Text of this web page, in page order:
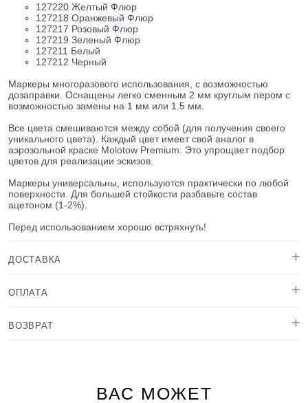
127220 Желтый Флюр
127218 Оранжевый Флюр
127217 Розовый Флюр
127219 Зеленый Флюр
127211 Белый
127212 Черный
Маркеры многоразового использования, с возможностью
дозаправки. Оснащены легко сменным 2 мм круглым пером с
возможностью замены на 1 мм или 1.5 мм.
Все цвета смешиваются между собой (для получения своего
уникального цвета). Каждый цвет имеет свой аналог в
аэрозольной краске Molotow Premium. Это упрощает подбор
цветов для реализации эскизов.
Маркеры универсальны, используются практически по любой
поверхности. Для большей стойкости разбавьте состав
ацетоном (1-2%).
Перед использованием хорошо встряхнуть!
ДОСТАВКА
ОПЛАТА
ВОЗВРАТ
ВАС МОЖЕТ